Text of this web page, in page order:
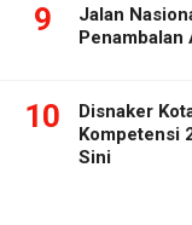
9
Jalan
Penambalan
10
Disnaker
Kompetensi
Sini